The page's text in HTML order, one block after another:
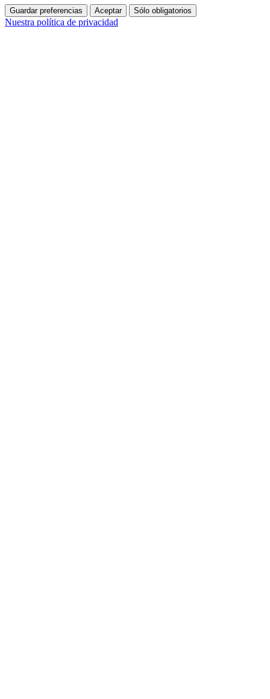
Guardar preferencias Aceptar Sólo obligatorios
Nuestra política de privacidad